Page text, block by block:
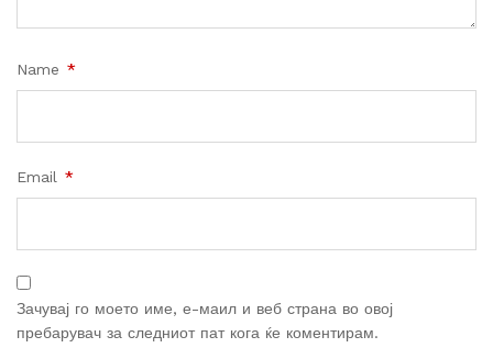
Name *
Email *
Зачувај го моето име, е-маил и веб страна во овој
пребарувач за следниот пат кога ќе коментирам.